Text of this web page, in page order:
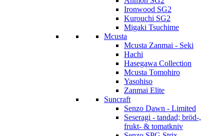
Ironwood SG2
Kurouchi SG2
Migaki Tsuchime
Mcusta
Mcusta Zanmai - Seki
Hachi
Hasegawa Collection
Mcusta Tomohiro
Yasohiso
Zanmai Elite
Suncraft
Senzo Dawn - Limited
Seseragi - tandad; bröd-,
frukt- & tomatkniv